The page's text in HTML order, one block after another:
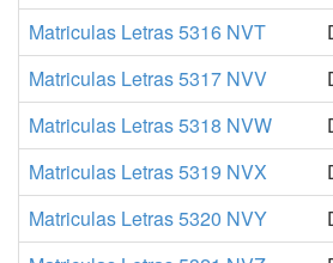
Matriculas Letras 5316 NVT
Matriculas Letras 5317 NVV
Matriculas Letras 5318 NVW
Matriculas Letras 5319 NVX
Matriculas Letras 5320 NVY